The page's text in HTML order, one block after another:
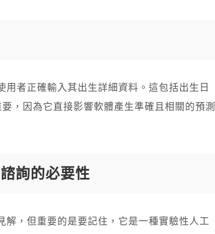
者正確輸入其出生詳細資料。這包括出生日
，因為它直接影響軟體產生準確且相關的預測
詢的必要性
，但重要的是要記住，它是一種實驗性人工